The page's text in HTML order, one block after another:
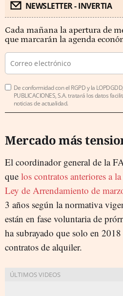
NEWSLETTER - INVERTIA
Cada mañana la apertura de
que marcarán la agenda
De conformidad con el RGPD y la
PUBLICACIONES, S.A. tratará los datos
noticias de actualidad.
Mercado más
El coordinador general de la
que los contratos anteriores a
Ley de Arrendamiento de
3 años según la normativa
están en fase voluntaria de
ha subrayado que solo en
contratos de alquiler.